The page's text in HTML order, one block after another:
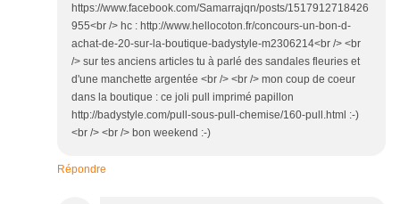
https://www.facebook.com/Samarrajqn/posts/1517912718426
955<br /> hc : http://www.hellocoton.fr/concours-un-bon-d-
achat-de-20-sur-la-boutique-badystyle-m2306214<br /> <br
/> sur tes anciens articles tu à parlé des sandales fleuries et
d'une manchette argentée <br /> <br /> mon coup de coeur
dans la boutique : ce joli pull imprimé papillon
http://badystyle.com/pull-sous-pull-chemise/160-pull.html :-)
<br /> <br /> bon weekend :-)
Répondre